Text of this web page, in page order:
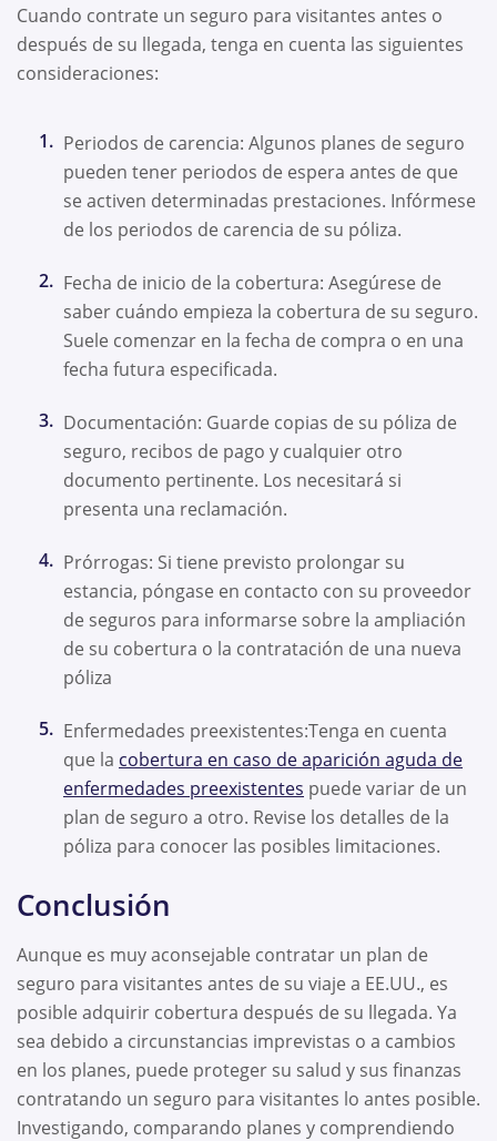
Cuando contrate un seguro para visitantes antes o
después de su llegada, tenga en cuenta las siguientes
consideraciones:
Periodos de carencia: Algunos planes de seguro
pueden tener periodos de espera antes de que
se activen determinadas prestaciones. Infórmese
de los periodos de carencia de su póliza.
Fecha de inicio de la cobertura: Asegúrese de
saber cuándo empieza la cobertura de su seguro.
Suele comenzar en la fecha de compra o en una
fecha futura especificada.
Documentación: Guarde copias de su póliza de
seguro, recibos de pago y cualquier otro
documento pertinente. Los necesitará si
presenta una reclamación.
Prórrogas: Si tiene previsto prolongar su
estancia, póngase en contacto con su proveedor
de seguros para informarse sobre la ampliación
de su cobertura o la contratación de una nueva
póliza
Enfermedades preexistentes:Tenga en cuenta
que la cobertura en caso de aparición aguda de
enfermedades preexistentes puede variar de un
plan de seguro a otro. Revise los detalles de la
póliza para conocer las posibles limitaciones.
Conclusión
Aunque es muy aconsejable contratar un plan de
seguro para visitantes antes de su viaje a EE.UU., es
posible adquirir cobertura después de su llegada. Ya
sea debido a circunstancias imprevistas o a cambios
en los planes, puede proteger su salud y sus finanzas
contratando un seguro para visitantes lo antes posible.
Investigando, comparando planes y comprendiendo